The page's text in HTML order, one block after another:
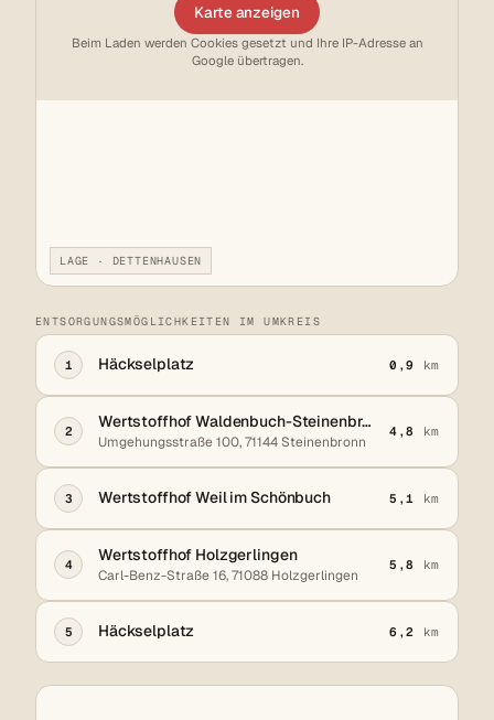
Karte anzeigen
Beim Laden werden Cookies gesetzt und Ihre IP-Adresse an
Google übertragen.
LAGE · DETTENHAUSEN
ENTSORGUNGSMÖGLICHKEITEN IM UMKREIS
1 Häckselplatz 0,9 km
2
Wertstoffhof Waldenbuch-Steinenbronn
Umgehungsstraße 100, 71144 Steinenbronn
4,8 km
3 Wertstoffhof Weil im Schönbuch 5,1 km
4
Wertstoffhof Holzgerlingen
Carl-Benz-Straße 16, 71088 Holzgerlingen
5,8 km
5 Häckselplatz 6,2 km